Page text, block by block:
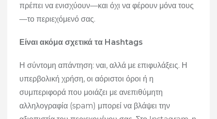
πρέπει να ενισχύουν—και όχι να φέρουν μόνα τους
—το περιεχόμενό σας.
Είναι ακόμα σχετικά τα Hashtags
Η σύντομη απάντηση: ναι, αλλά με επιφυλάξεις. Η
υπερβολική χρήση, οι αόριστοι όροι ή η
συμπεριφορά που μοιάζει με ανεπιθύμητη
αλληλογραφία (spam) μπορεί να βλάψει την